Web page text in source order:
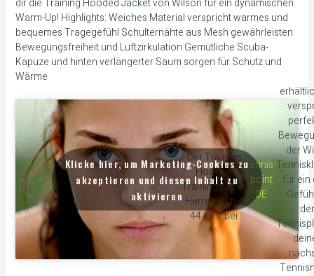
dir die Training Hooded Jacket von Wilson für ein dynamischen
Warm-Up! Highlights: Weiches Material verspricht warmes und
bequemes Tragegefühl Schulternähte aus Mesh gewährleisten
Bewegungsfreiheit und Luftzirkulation Gemütliche Scuba-
Kapuze und hinten verlängerter Saum sorgen für Schutz und
Wärme
Der Training
Hooded
Trainingsjacke
Herren ist für
44.95 € bei
tennis-
point
DE
der
für ein
Klicke hier, um Marketing-Cookies zu
akzeptieren und diesen Inhalt zu
aktivieren